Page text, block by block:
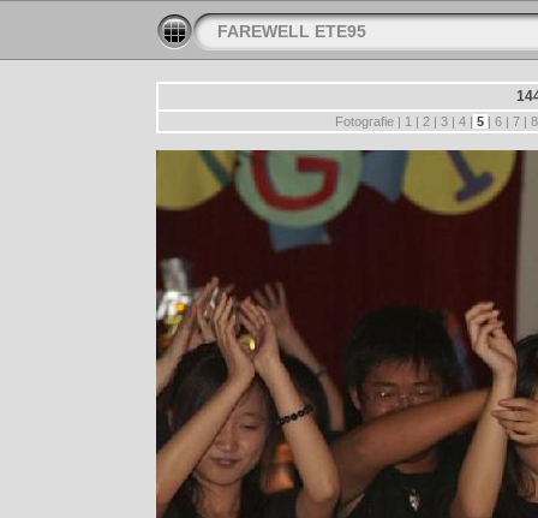
FAREWELL ETE95
Fotografie | 1 | 2 | 3 | 4 | 5 | 6 | 7 |